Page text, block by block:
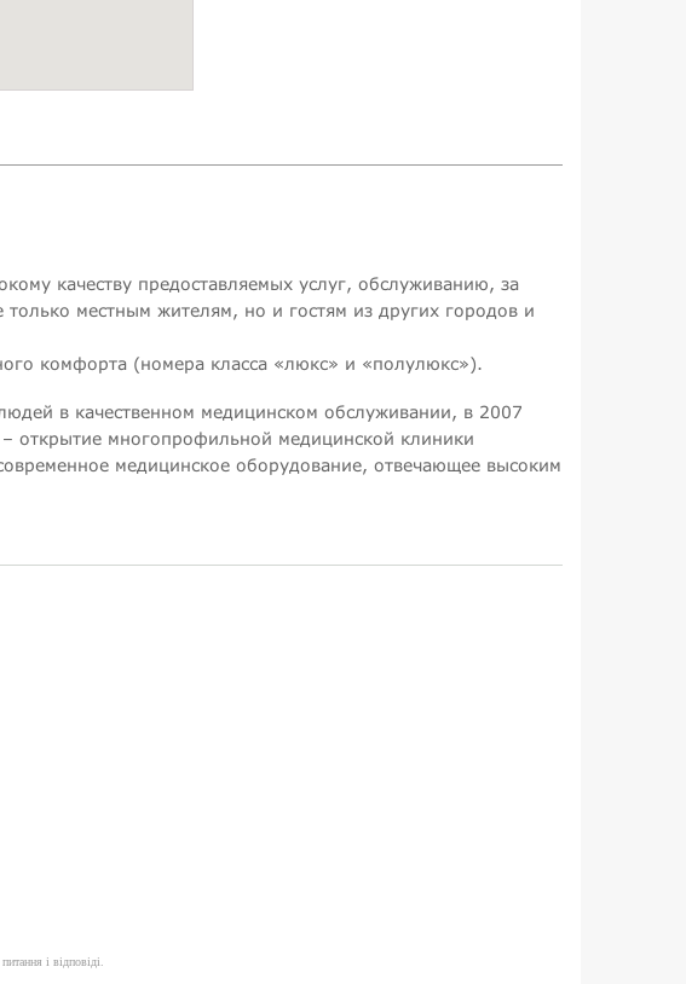
качеству предоставляемых услуг, обслуживанию, за
только местным жителям, но и гостям из других городов и
комфорта (номера класса «люкс» и «полулюкс»).
в качественном медицинском обслуживании, в 2007
открытие многопрофильной медицинской клиники
медицинское оборудование, отвечающее высоким
і відповіді.